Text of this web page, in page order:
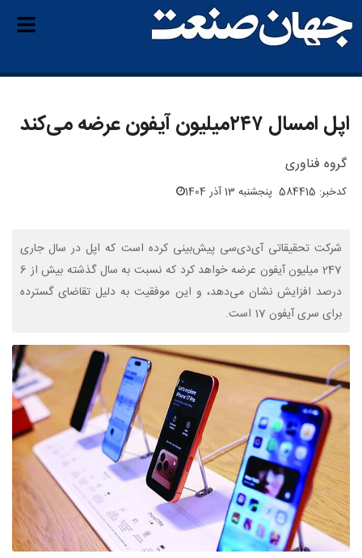
اپل امسال ۲۴۷‌میلیون آیفون عرضه می‌کند
گروه فناوری
کدخبر: 584415 پنجشنبه 13 آذر 1404
شرکت تحقیقاتی آی‌دی‌سی پیش‌بینی کرده است که اپل در سال جاری
247 میلیون آیفون عرضه خواهد کرد که نسبت به سال گذشته بیش از 6
درصد افزایش نشان می‌دهد، و این موفقیت به دلیل تقاضای گسترده
برای سری آیفون 17 است.